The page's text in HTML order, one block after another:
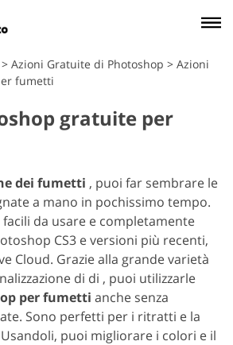
> Azioni Gratuite di Photoshop > Azioni
fumetti
gratuite per
dei fumetti , puoi far sembrare le
a mano in pochissimo tempo.
da usare e completamente
CS3 e versioni più recenti,
Cloud. Grazie alla grande varietà
di di , puoi utilizzarle
per fumetti anche senza
Sono perfetti per i ritratti e la
puoi migliorare i colori e il